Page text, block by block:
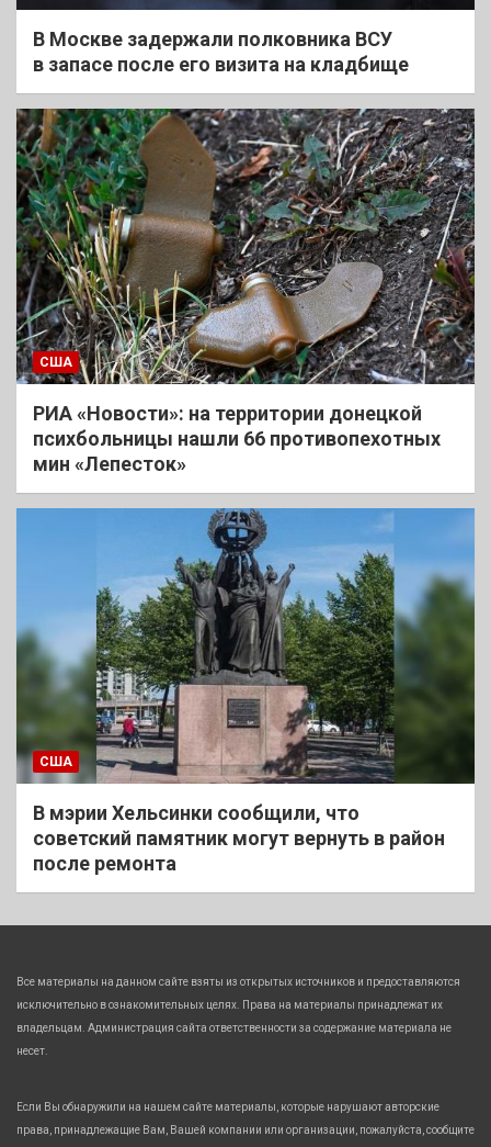
В Москве задержали полковника ВСУ
в запасе после его визита на кладбище
США
РИА «Новости»: на территории донецкой
психбольницы нашли 66 противопехотных
мин «Лепесток»
США
В мэрии Хельсинки сообщили, что
советский памятник могут вернуть в район
после ремонта
Все материалы на данном сайте взяты из открытых источников и предоставляются
исключительно в ознакомительных целях. Права на материалы принадлежат их
владельцам. Администрация сайта ответственности за содержание материала не
несет.
Если Вы обнаружили на нашем сайте материалы, которые нарушают авторские
права, принадлежащие Вам, Вашей компании или организации, пожалуйста, сообщите